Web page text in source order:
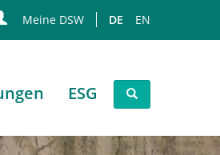
Meine DSW DE EN
ESG